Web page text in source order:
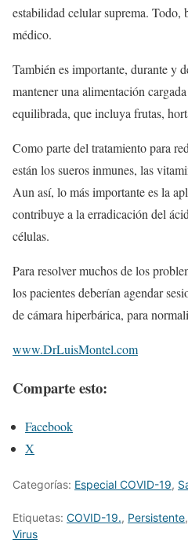
estabilidad celular suprema. Todo,
médico.
También es importante, durante y
mantener una alimentación
equilibrada, que incluya frutas,
Como parte del tratamiento para
están los sueros inmunes, las
Aun así, lo más importante es la
contribuye a la erradicación del
células.
Para resolver muchos de los
los pacientes deberían agendar
de cámara hiperbárica, para
www.DrLuisMontel.com
Comparte esto:
Facebook
X
Categorías: Especial COVID-19,
Etiquetas: COVID-19., Persistente,
Virus